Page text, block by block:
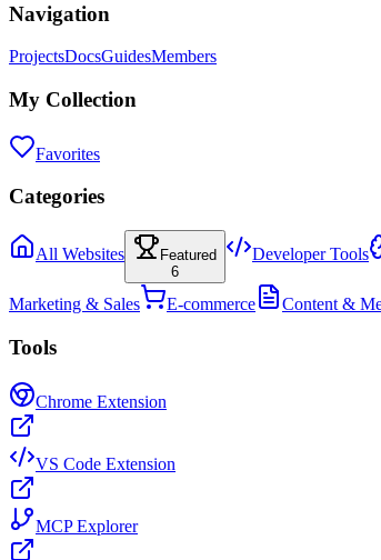
Navigation
ProjectsDocsGuidesMembers
My Collection
Favorites
Categories
All Websites
Featured
6
Developer Tools
Marketing & Sales E-commerce Content &
Tools
Chrome Extension
VS Code Extension
MCP Explorer